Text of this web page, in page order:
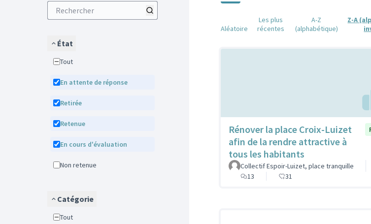
État
Tout
En attente de réponse
Retirée
Retenue
En cours d'évaluation
Non retenue
Catégorie
Tout
Aléatoire
Les plus
récentes
A-Z
(alphabétique)
Z-A
Rénover la place Croix-Luizet
afin de la rendre attractive à
tous les habitants
Collectif Espoir-Luizet, place tranquille
13
31